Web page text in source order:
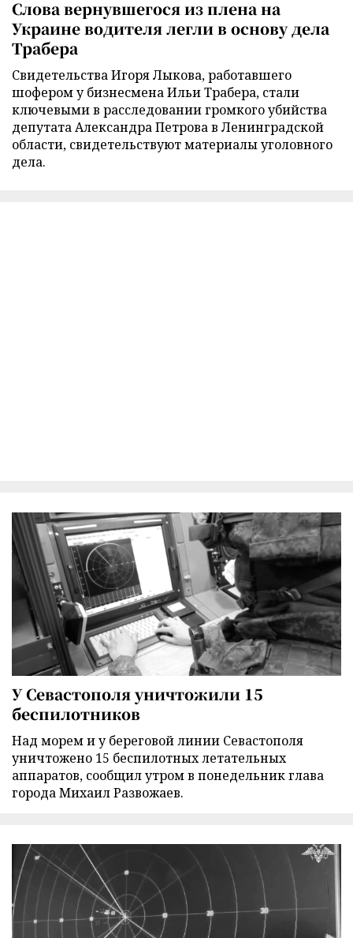
Слова вернувшегося из плена на
Украине водителя легли в основу дела
Трабера
Свидетельства Игоря Лыкова, работавшего
шофером у бизнесмена Ильи Трабера, стали
ключевыми в расследовании громкого убийства
депутата Александра Петрова в Ленинградской
области, свидетельствуют материалы уголовного
дела.
У Севастополя уничтожили 15
беспилотников
Над морем и у береговой линии Севастополя
уничтожено 15 беспилотных летательных
аппаратов, сообщил утром в понедельник глава
города Михаил Развожаев.